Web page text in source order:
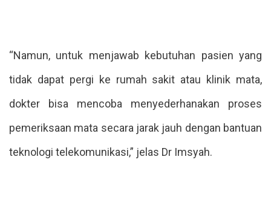
“Namun, untuk menjawab kebutuhan pasien yang
tidak dapat pergi ke rumah sakit atau klinik mata,
dokter bisa mencoba menyederhanakan proses
pemeriksaan mata secara jarak jauh dengan bantuan
teknologi telekomunikasi,” jelas Dr Imsyah.